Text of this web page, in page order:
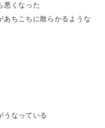
悪くなった
あちこちに散らかるような
うなっている